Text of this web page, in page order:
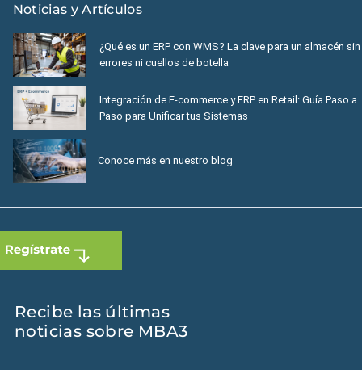
Noticias y Artículos
¿Qué es un ERP con WMS? La clave para un almacén sin
errores ni cuellos de botella
Integración de E-commerce y ERP en Retail: Guía Paso a
Paso para Unificar tus Sistemas
Conoce más en nuestro blog
Recibe las últimas
noticias sobre MBA3